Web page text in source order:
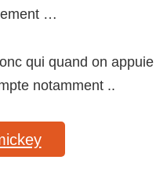
…
qui quand on appuie
notamment ..